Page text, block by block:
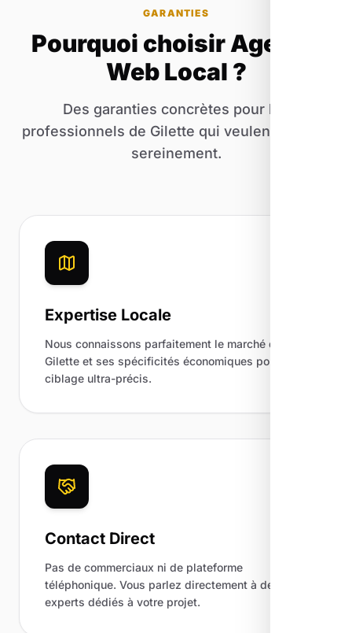
GARANTIES
Pourquoi choisir Agence
Web Local ?
Des garanties concrètes pour les
professionnels de Gilette qui veulent investir
sereinement.
Expertise Locale
Nous connaissons parfaitement le marché de
Gilette et ses spécificités économiques pour un
ciblage ultra-précis.
Contact Direct
Pas de commerciaux ni de plateforme
téléphonique. Vous parlez directement à des
experts dédiés à votre projet.